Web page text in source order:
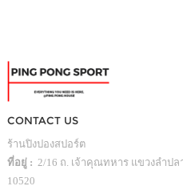
CONTACT US
ร้านปิงปองสปอร์ต
ที่อยู่ : 2/16 ถ. เจ้าคุณทหาร แขวงลำป
10520